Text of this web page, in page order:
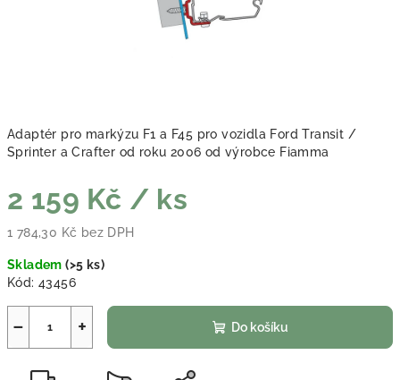
Adaptér pro markýzu F1 a F45 pro vozidla Ford Transit /
Sprinter a Crafter od roku 2006 od výrobce Fiamma
2 159 Kč / ks
1 784,30 Kč bez DPH
Skladem(>5 ks)
Kód: 43456
+
− Do košíku